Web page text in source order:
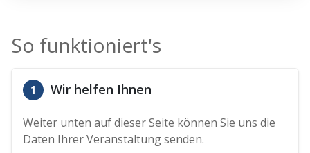
So funktioniert's
1 Wir helfen Ihnen
Weiter unten auf dieser Seite können Sie uns die
Daten Ihrer Veranstaltung senden.